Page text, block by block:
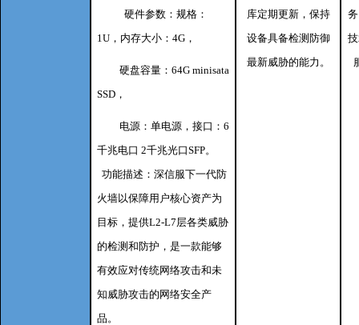
硬件参数：规格：
1U，内存大小：4G，
硬盘容量：64G minisata
SSD，
电源：单电源，接口：6
千兆电口 2千兆光口SFP。
功能描述：深信服下一代防
火墙以保障用户核心资产为
目标，提供L2-L7层各类威胁
的检测和防护，是一款能够
有效应对传统网络攻击和未
知威胁攻击的网络安全产
品。
库定期更新，保持
设备具备检测防御
最新威胁的能力。